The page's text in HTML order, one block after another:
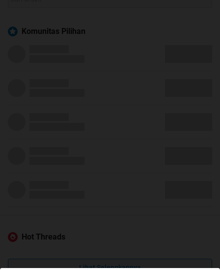
Komunitas Pilihan
Hot Threads
Lihat Selengkapnya